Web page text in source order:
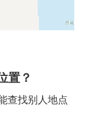
置？
查找别人地点